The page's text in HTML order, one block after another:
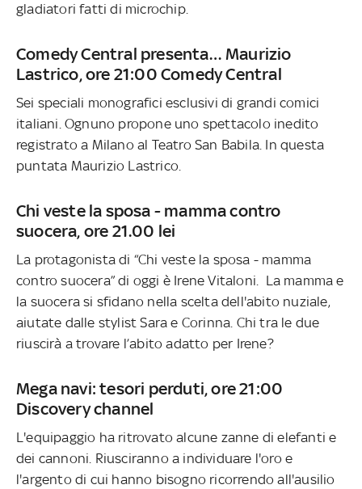
gladiatori fatti di microchip.
Comedy Central presenta… Maurizio
Lastrico, ore 21:00 Comedy Central
Sei speciali monografici esclusivi di grandi comici
italiani. Ognuno propone uno spettacolo inedito
registrato a Milano al Teatro San Babila. In questa
puntata Maurizio Lastrico.
Chi veste la sposa - mamma contro
suocera, ore 21.00 lei
La protagonista di “Chi veste la sposa - mamma
contro suocera” di oggi è Irene Vitaloni. La mamma e
la suocera si sfidano nella scelta dell'abito nuziale,
aiutate dalle stylist Sara e Corinna. Chi tra le due
riuscirà a trovare l’abito adatto per Irene?
Mega navi: tesori perduti, ore 21:00
Discovery channel
L'equipaggio ha ritrovato alcune zanne di elefanti e
dei cannoni. Riusciranno a individuare l'oro e
l'argento di cui hanno bisogno ricorrendo all'ausilio